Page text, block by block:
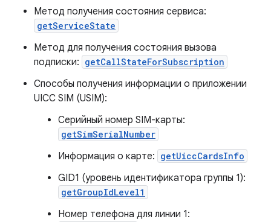
Метод получения состояния сервиса:
getServiceState
Метод для получения состояния вызова
подписки: getCallStateForSubscription
Способы получения информации о приложении
UICC SIM (USIM):
Серийный номер SIM-карты:
getSimSerialNumber
Информация о карте: getUiccCardsInfo
GID1 (уровень идентификатора группы 1):
getGroupIdLevel1
Номер телефона для линии 1: